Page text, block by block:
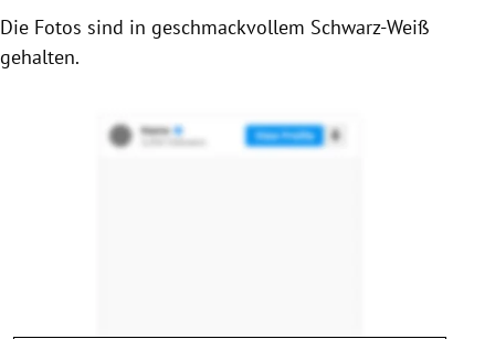
Die Fotos sind in geschmackvollem Schwarz-Weiß
gehalten.